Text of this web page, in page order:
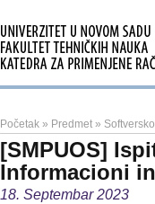
Početak » Predmet »
[SMPUOS]
Informacioni
18. Septembar 2023